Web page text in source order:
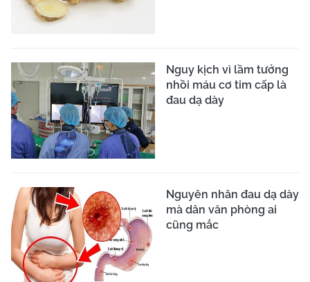
Nguy kịch vì lầm tưởng
nhồi máu cơ tim cấp là
đau dạ dày
Nguyên nhân đau dạ dày
mà dân văn phòng ai
cũng mắc